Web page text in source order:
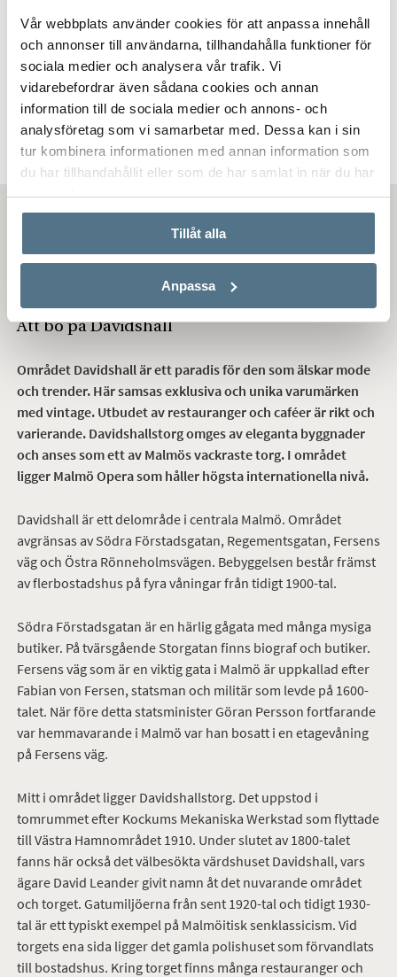
Vår webbplats använder cookies för att anpassa innehåll
och annonser till användarna, tillhandahålla funktioner för
sociala medier och analysera vår trafik. Vi
vidarebefordrar även sådana cookies och annan
information till de sociala medier och annons- och
analysföretag som vi samarbetar med. Dessa kan i sin
tur kombinera informationen med annan information som
du har tillhandahållit eller som de har samlat in när du har
använt deras tjänster.
Tillåt alla
Anpassa
DAVIDSHALL, MALMÖ
Kärleksgatan 5A
Bostäder till salu på
Davidshall/Malmö Opera
Att bo på Davidshall
Området Davidshall är ett paradis för den som älskar mode
och trender. Här samsas exklusiva och unika varumärken
med vintage. Utbudet av restauranger och caféer är rikt och
varierande. Davidshallstorg omges av eleganta byggnader
och anses som ett av Malmös vackraste torg. I området
ligger Malmö Opera som håller högsta internationella nivå.
Davidshall är ett delområde i centrala Malmö. Området
avgränsas av Södra Förstadsgatan, Regementsgatan, Fersens
väg och Östra Rönneholmsvägen. Bebyggelsen består främst
av flerbostadshus på fyra våningar från tidigt 1900-tal.
Södra Förstadsgatan är en härlig gågata med många mysiga
butiker. På tvärsgående Storgatan finns biograf och butiker.
Fersens väg som är en viktig gata i Malmö är uppkallad efter
Fabian von Fersen, statsman och militär som levde på 1600-
talet. När före detta statsminister Göran Persson fortfarande
var hemmavarande i Malmö var han bosatt i en etagevåning
på Fersens väg.
Mitt i området ligger Davidshallstorg. Det uppstod i
tomrummet efter Kockums Mekaniska Werkstad som flyttade
till Västra Hamnområdet 1910. Under slutet av 1800-talet
fanns här också det välbesökta värdshuset Davidshall, vars
ägare David Leander givit namn åt det nuvarande området
och torget. Gatumiljöerna från sent 1920-tal och tidigt 1930-
tal är ett typiskt exempel på Malmöitisk senklassicism. Vid
torgets ena sida ligger det gamla polishuset som förvandlats
till bostadshus. Kring torget finns många restauranger och